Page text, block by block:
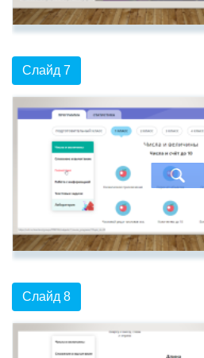
Слайд 7
Слайд 8